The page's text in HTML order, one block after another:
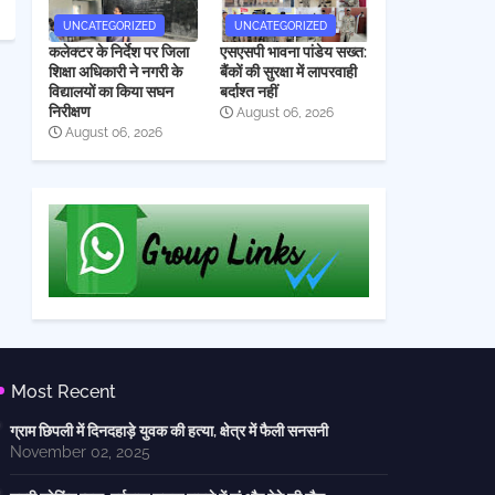
UNCATEGORIZED
कलेक्टर के निर्देश पर जिला
शिक्षा अधिकारी ने नगरी के
विद्यालयों का किया सघन
निरीक्षण
August 06, 2026
UNCATEGORIZED
एसएसपी भावना पांडेय सख्त:
बैंकों की सुरक्षा में लापरवाही
बर्दाश्त नहीं
August 06, 2026
Most Recent
ग्राम छिपली में दिनदहाड़े युवक की हत्या, क्षेत्र में फैली सनसनी
November 02, 2025